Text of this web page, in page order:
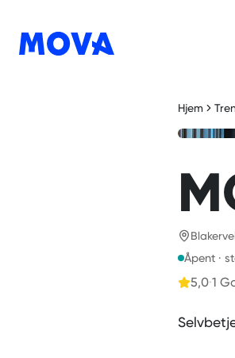
Hjem
Åpent ·
5,0·1